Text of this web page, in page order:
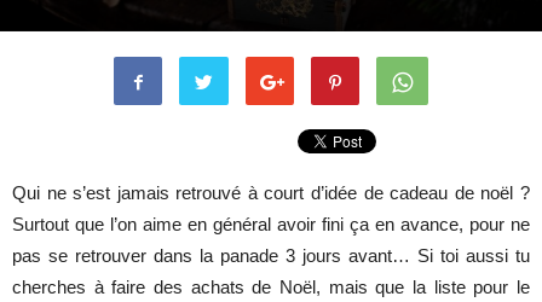
Qui ne s’est jamais retrouvé à court d’idée de cadeau de noël ?
Surtout que l’on aime en général avoir fini ça en avance, pour ne
pas se retrouver dans la panade 3 jours avant… Si toi aussi tu
cherches à faire des achats de Noël, mais que la liste pour le